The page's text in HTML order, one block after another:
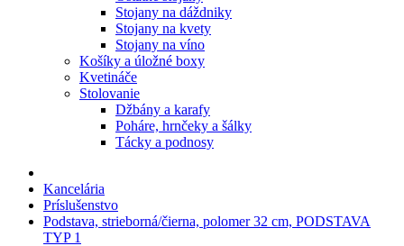
Stojany na dáždniky
Stojany na kvety
Stojany na víno
Košíky a úložné boxy
Kvetináče
Stolovanie
Džbány a karafy
Poháre, hrnčeky a šálky
Tácky a podnosy
Kancelária
Príslušenstvo
Podstava, strieborná/čierna, polomer 32 cm, PODSTAVA
TYP 1